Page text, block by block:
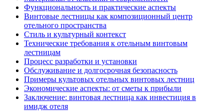
Функциональность и практические аспекты
Винтовые лестницы как композиционный центр
отельного пространства
Стиль и культурный контекст
Технические требования к отельным винтовым
лестницам
Процесс разработки и установки
Обслуживание и долгосрочная безопасность
Примеры культовых отельных винтовых лестниц
Экономические аспекты: от сметы к прибыли
Заключение: винтовая лестница как инвестиция в
имидж отеля